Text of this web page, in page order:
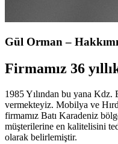
Gül Orman –
Firmamız 36
1985 Yılından bu yana
vermekteyiz. Mobilya ve
firmamız Batı Karadeniz
müşterilerine en kalitelisini
olarak belirlemiştir.